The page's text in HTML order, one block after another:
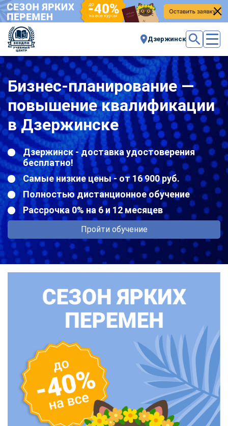
Дзержинск
Бизнес-планирование —
повышение квалификации
в Дзержинске
Дзержинск - доставка удостоверения
бесплатно!
Самые низкие цены - от 16 900 руб.
Полностью дистанционное обучение
Рассрочка 0% на 6 и 12 месяцев
Пройти обучение